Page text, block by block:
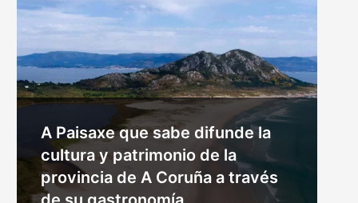
A Paisaxe que sabe difunde la
cultura y patrimonio de la
provincia de A Coruña a través